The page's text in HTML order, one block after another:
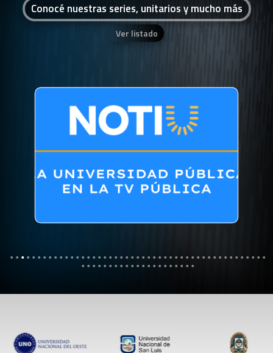
Conocé nuestras series, unitarios y mucho más
Ver listado